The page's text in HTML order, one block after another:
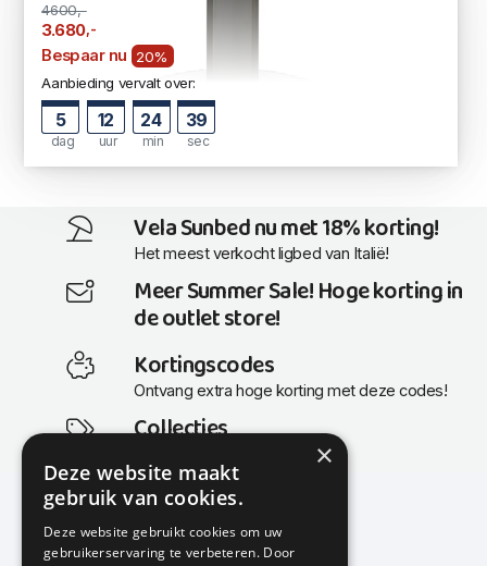
4600,-
3.680 ,-
Bespaar nu
20%
Aanbieding vervalt over:
5
dag
12
uur
24
min
38
sec
Vela Sunbed nu met 18% korting!
Het meest verkocht ligbed van Italië!
Meer Summer Sale! Hoge korting in
de outlet store!
Kortingscodes
Ontvang extra hoge korting met deze codes!
Collecties
Actuele en populaire collecties
×
Deze website maakt
gebruik van cookies.
Deze website gebruikt cookies om uw
gebruikerservaring te verbeteren. Door